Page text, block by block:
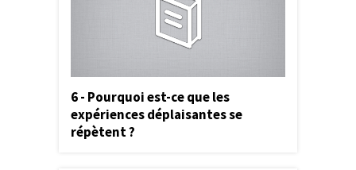
6 - Pourquoi est-ce que les
expériences déplaisantes se
répètent ?